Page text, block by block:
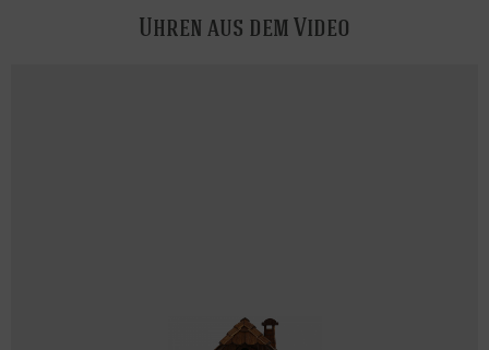
Uhren aus dem Video